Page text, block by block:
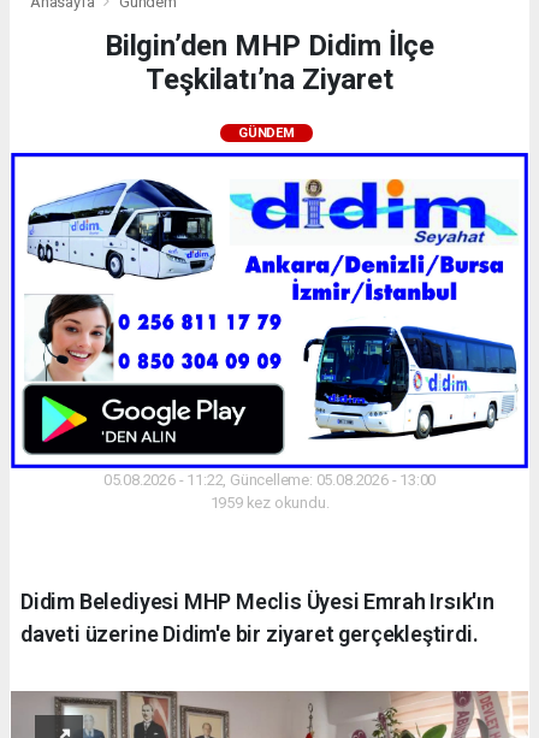
Bilgin’den MHP Didim İlçe
Teşkilatı’na Ziyaret
GÜNDEM
05.08.2026 - 11:22, Güncelleme: 05.08.2026 - 13:00
1959 kez okundu.
Didim Belediyesi MHP Meclis Üyesi Emrah Irsık'ın
daveti üzerine Didim'e bir ziyaret gerçekleştirdi.